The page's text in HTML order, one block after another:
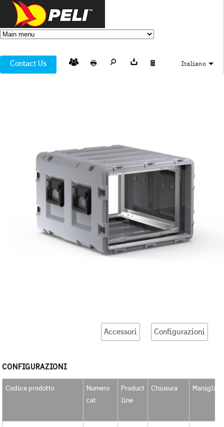
Contact Us Italiano
Accessori Configurazioni
CONFIGURAZIONI
Codice prodotto
Numero
cat.
Product
line
Chiusura Maniglie